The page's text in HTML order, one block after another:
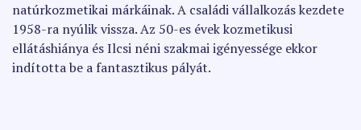
natúrkozmetikai márkáinak. A családi vállalkozás kezdete
1958-ra nyúlik vissza. Az 50-es évek kozmetikusi
ellátáshiánya és Ilcsi néni szakmai igényessége ekkor
indította be a fantasztikus pályát.